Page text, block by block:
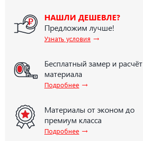
НАШЛИ ДЕШЕВЛЕ?
Предложим лучше!
Узнать условия →
Бесплатный замер и расчёт
материала
Подробнее →
Материалы от эконом до
премиум класса
Подробнее →